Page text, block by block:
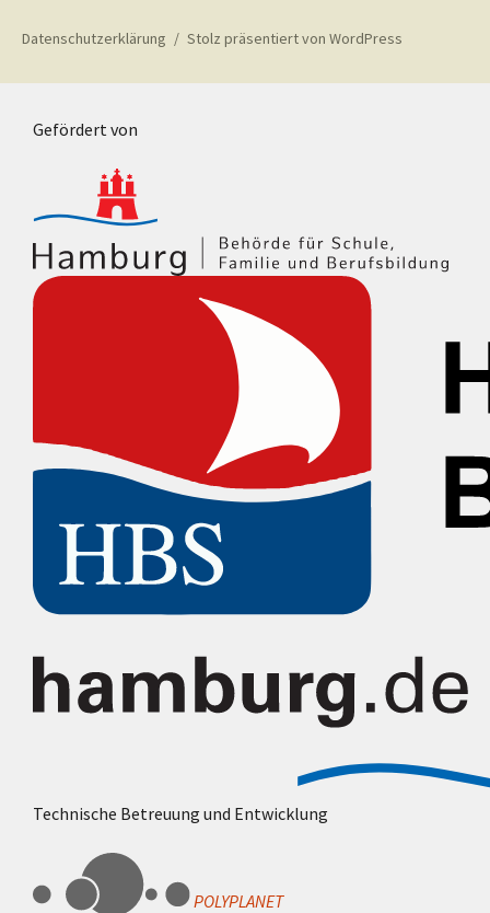
Datenschutzerklärung Stolz präsentiert von WordPress
Gefördert von
Technische Betreuung und Entwicklung
POLYPLANET